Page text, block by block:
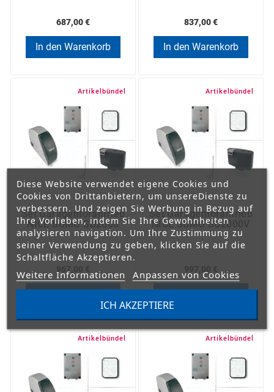
Der Garagentorantrieb NICE SOON eignet sich für
687,00 €
In den Warenkorb
837,00 €
In den Warenkorb
Artikelbündel
Set Garagentorantrieb
NICE SUMO SU2000
In den Warenkorb
Artikelbündel
Set Garagentorantrieb
NICE SUMO SU2000V
In den Warenkorb
Artikelbündel Artikelbündel
Diese Website verwendet eigene Cookies und
Cookies von Drittanbietern, um unsereDienste zu
verbessern. Und zeigen Sie Werbung in Bezug auf
Ihre Vorlieben, indem Sie Ihre Gewohnheiten
analysieren navigation. Um Ihre Zustimmung zu
seiner Verwendung zu geben, klicken Sie auf die
Schaltfläche Akzeptieren.
Weitere Informationen Anpassen von Cookies
ICH AKZEPTIERE